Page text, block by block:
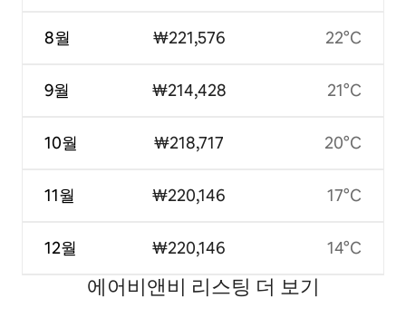
8월
9월
10월
11월
12월
₩221,576
₩214,428
₩218,717
₩220,146
₩220,146
22°C
21°C
20°C
17°C
14°C
에어비앤비 리스팅 더 보기